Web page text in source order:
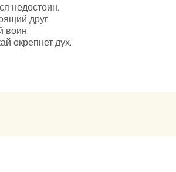
недостоин.
друг.
воин.
окрепнет дух.